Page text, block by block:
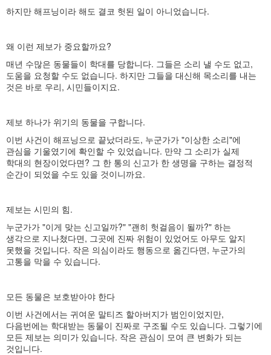
하지만 해프닝이라 해도 결코 헛된 일이 아니었습니다.
왜 이런 제보가 중요할까요?
매년 수많은 동물들이 학대를 당합니다. 그들은 소리 낼 수도 없고,
도움을 요청할 수도 없습니다. 하지만 그들을 대신해 목소리를 내는
것은 바로 우리, 시민들이지요.
제보 하나가 위기의 동물을 구합니다.
이번 사건이 해프닝으로 끝났더라도, 누군가가 "이상한 소리"에
관심을 기울였기에 확인할 수 있었습니다. 만약 그 소리가 실제
학대의 현장이었다면? 그 한 통의 신고가 한 생명을 구하는 결정적
순간이 되었을 수도 있을 것이니까요.
제보는 시민의 힘.
누군가가 "이게 맞는 신고일까?" "괜히 헛걸음이 될까?" 하는
생각으로 지나쳤다면, 그곳에 진짜 위험이 있었어도 아무도 알지
못했을 것입니다. 작은 의심이라도 행동으로 옮긴다면, 누군가의
고통을 막을 수 있습니다.
모든 동물은 보호받아야 한다
이번 사건에서는 귀여운 말티즈 할아버지가 범인이었지만,
다음번에는 학대받는 동물이 진짜로 구조될 수도 있습니다. 그렇기에
모든 제보는 의미가 있습니다. 작은 관심이 모여 큰 변화가 되는
것입니다.